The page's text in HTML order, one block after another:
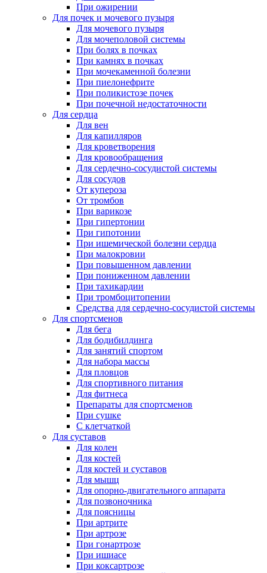
При ожирении
Для почек и мочевого пузыря
Для мочевого пузыря
Для мочеполовой системы
При болях в почках
При камнях в почках
При мочекаменной болезни
При пиелонефрите
При поликистозе почек
При почечной недостаточности
Для сердца
Для вен
Для капилляров
Для кроветворения
Для кровообращения
Для сердечно-сосудистой системы
Для сосудов
От купероза
От тромбов
При варикозе
При гипертонии
При гипотонии
При ишемической болезни сердца
При малокровии
При повышенном давлении
При пониженном давлении
При тахикардии
При тромбоцитопении
Средства для сердечно-сосудистой системы
Для спортсменов
Для бега
Для бодибилдинга
Для занятий спортом
Для набора массы
Для пловцов
Для спортивного питания
Для фитнеса
Препараты для спортсменов
При сушке
С клетчаткой
Для суставов
Для колен
Для костей
Для костей и суставов
Для мышц
Для опорно-двигательного аппарата
Для позвоночника
Для поясницы
При артрите
При артрозе
При гонартрозе
При ишиасе
При коксартрозе